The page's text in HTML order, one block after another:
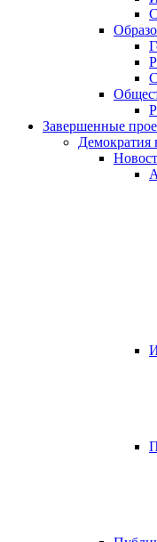
Завершенные
Демократия